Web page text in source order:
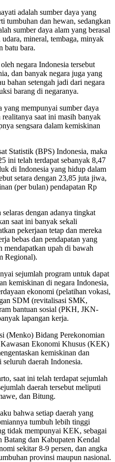
adalah sumber daya yang
tumbuhan dan hewan, sedangkan
sumber daya alam yang berasal
mineral, tembaga, minyak
batu bara.
negara Indonesia tersebut
dan banyak negara juga yang
bahan setengah jadi dari negara
barang di negaranya.
yang mempunyai sumber daya
saat ini masih banyak
sengsara dalam kemiskinan
Statistik (BPS) Indonesia, maka
ini telah terdapat sebanyak 8,47
di Indonesia yang hidup dalam
setara dengan 23,85 juta jiwa,
(per bulan) pendapatan Rp
dengan adanya tingkat
saat ini banyak sekali
pekerjaan tetap dan mereka
bebas dan pendapatan yang
mendapatkan upah di bawah
Regional).
sejumlah program untuk dapat
kemiskinan di negara Indonesia,
ekonomi (pelatihan vokasi,
SDM (revitalisasi SMK,
bantuan sosial (PKH, JKN-
lapangan kerja.
(Menko) Bidang Perekonomian
Ekonomi Khusus (KEK)
kemiskinan dan
daerah Indonesia.
saat ini telah terdapat sejumlah
daerah tersebut meliputi
dan Bitung.
bahwa setiap daerah yang
tumbuh lebih tinggi
tidak mempunyai KEK, sebagai
Batang dan Kabupaten Kendal
sekitar 8-9 persen, dan angka
provinsi maupun nasional.